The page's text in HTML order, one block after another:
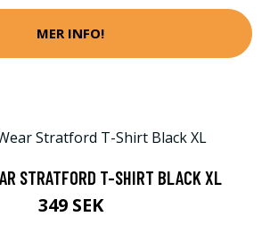
MER INFO!
STRATFORD T-SHIRT BLACK XL
349 SEK